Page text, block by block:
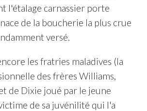
l'étalage carnassier porte
de la boucherie la plus crue
versé.
les fratries maladives (la
des frères Williams,
de Dixie joué par le jeune
de sa juvénilité qui l'a